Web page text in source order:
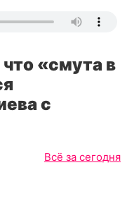
«смута в
с
Всё за сегодня